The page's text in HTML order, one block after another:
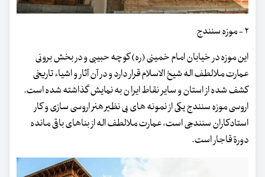
۲ - موزه سنندج
این موزه در خیابان امام خمینی (ره) کوچه حبیبی و در بخش برونی
عمارت ملالطف اله شیخ الاسلام قرار دارد و در آن آثار و اشیاء تاریخی
کشف شده از استان و سایر نقاط ایرا ن به نمایش گذاشته شده است.
اروسی موزه سنندج یکی از نمونه های بی نظیر هنر اروسی سازی و کار
استادکاران سنندجی است، عمارت ملالطف اله از بناهای باقی مانده
دورة قاجار است.